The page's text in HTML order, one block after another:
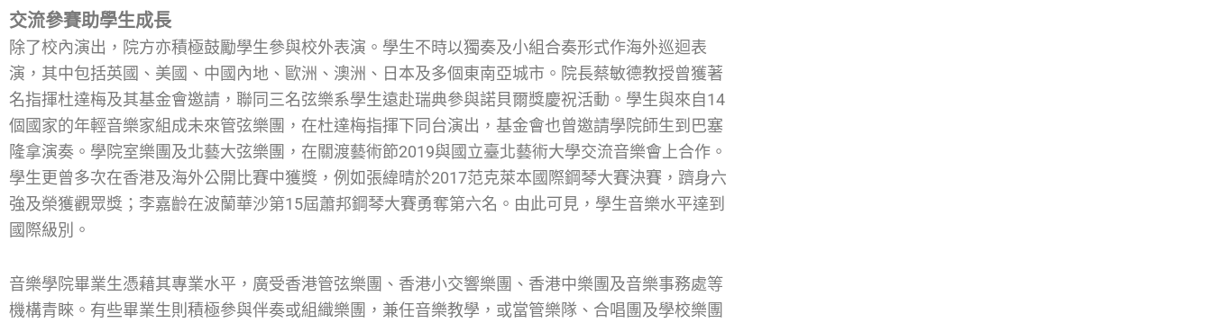
交流參賽助學生成長
除了校內演出，院方亦積極鼓勵學生參與校外表演。學生不時以獨奏及小組合奏形式作海外巡迴表
演，其中包括英國、美國、中國內地、歐洲、澳洲、日本及多個東南亞城市。院長蔡敏德教授曾獲著
名指揮杜達梅及其基金會邀請，聯同三名弦樂系學生遠赴瑞典參與諾貝爾獎慶祝活動。學生與來自14
個國家的年輕音樂家組成未來管弦樂團，在杜達梅指揮下同台演出，基金會也曾邀請學院師生到巴塞
隆拿演奏。學院室樂團及北藝大弦樂團，在關渡藝術節2019與國立臺北藝術大學交流音樂會上合作。
學生更曾多次在香港及海外公開比賽中獲獎，例如張緯晴於2017范克萊本國際鋼琴大賽決賽，躋身六
強及榮獲觀眾獎；李嘉齡在波蘭華沙第15屆蕭邦鋼琴大賽勇奪第六名。由此可見，學生音樂水平達到
國際級別。
音樂學院畢業生憑藉其專業水平，廣受香港管弦樂團、香港小交響樂團、香港中樂團及音樂事務處等
機構青睞。有些畢業生則積極參與伴奏或組織樂團，兼任音樂教學，或當管樂隊、合唱團及學校樂團